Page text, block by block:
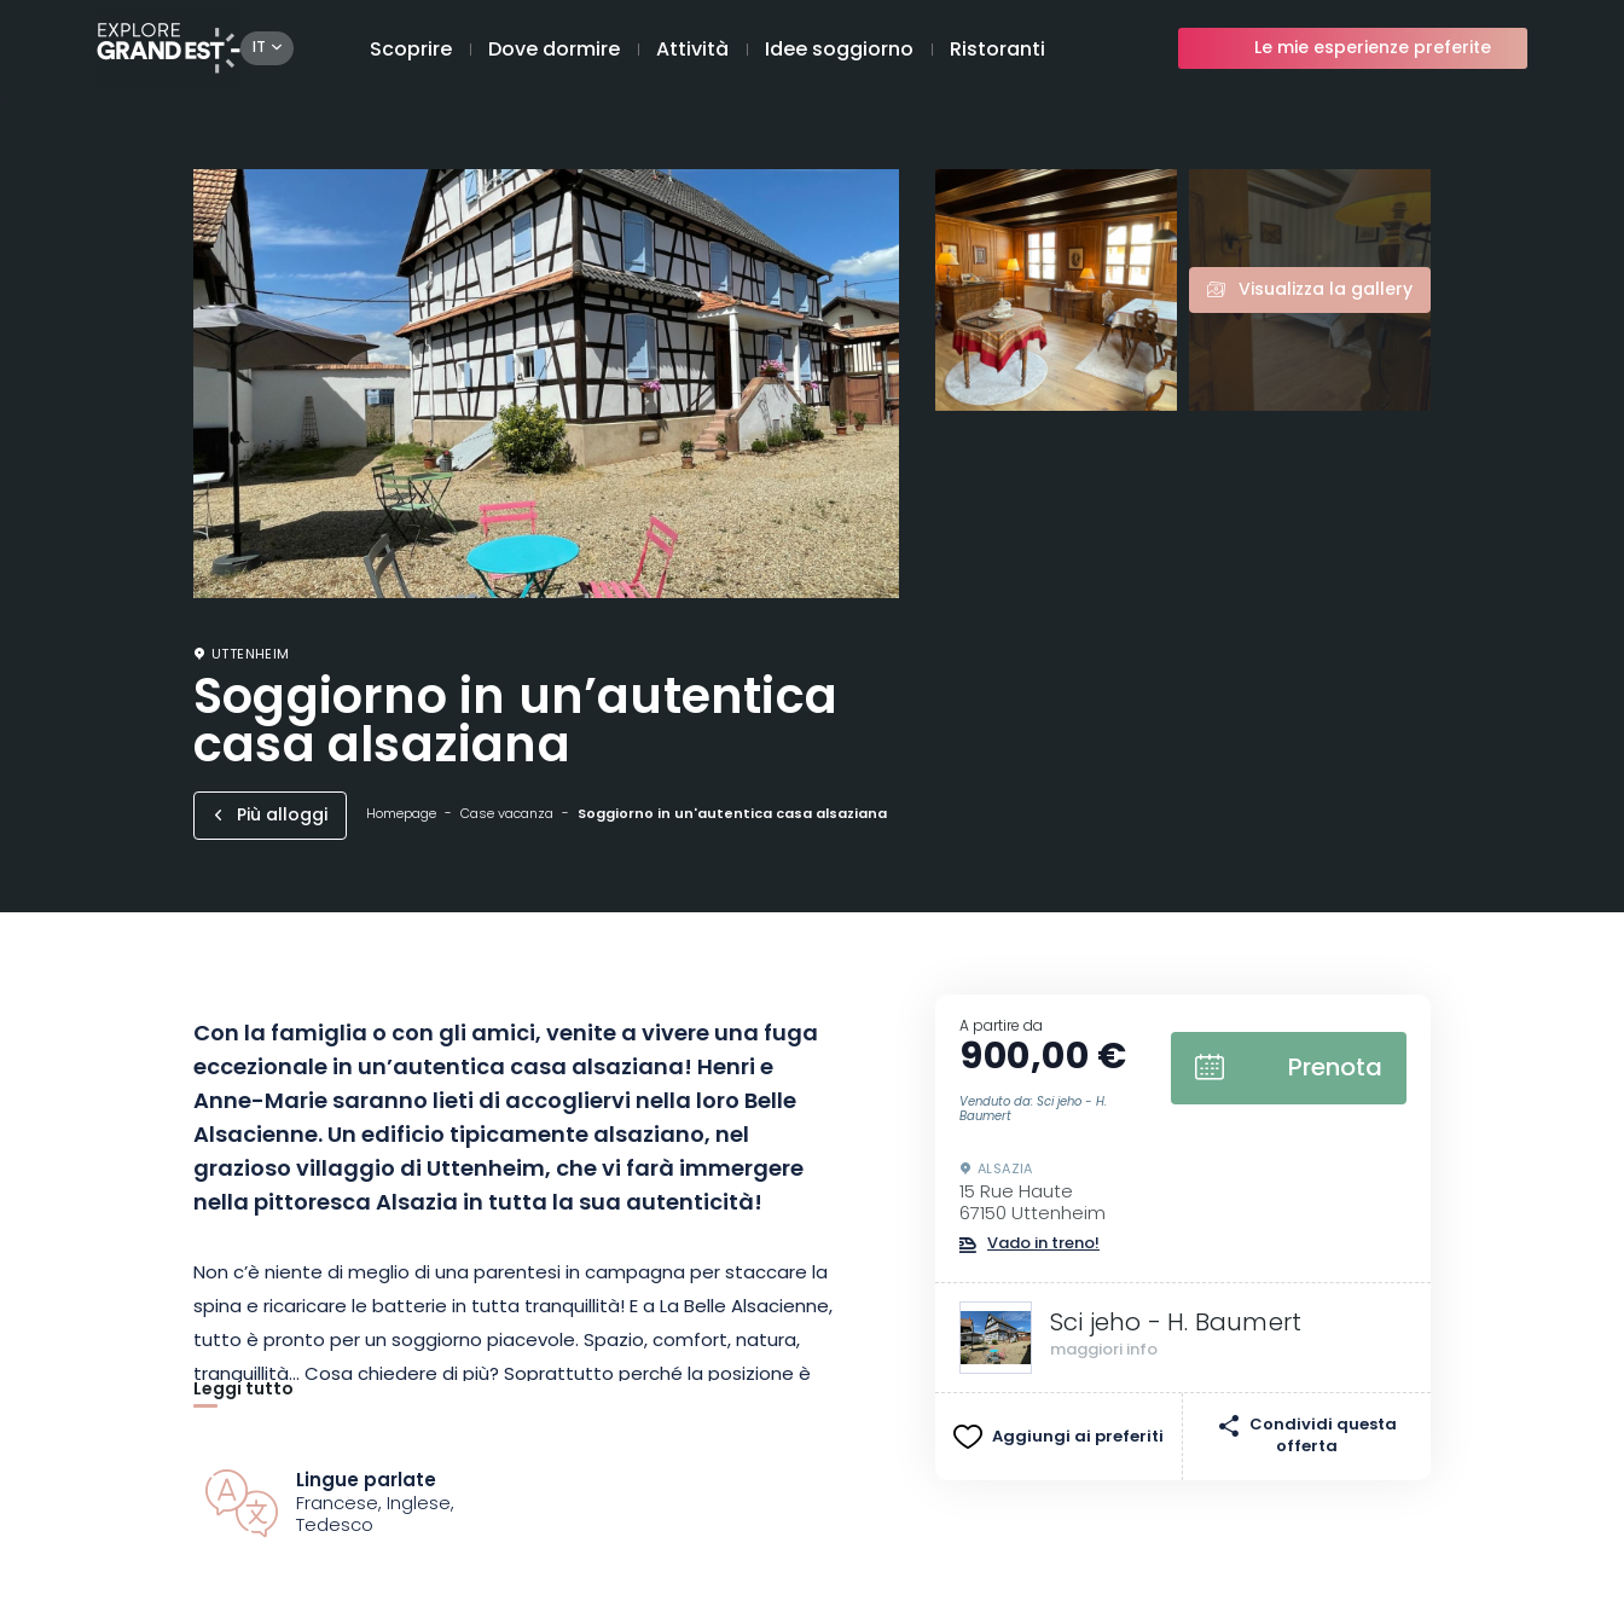
IT Scoprire Dove dormire Attività Idee soggiorno Ristoranti Le mie esperienze preferite
Visualizza la gallery
UTTENHEIM
Soggiorno in un’autentica
casa alsaziana
Più alloggi Homepage Case vacanza Soggiorno in un'autentica casa alsaziana
Con la famiglia o con gli amici, venite a vivere una fuga
eccezionale in un’autentica casa alsaziana! Henri e
Anne-Marie saranno lieti di accogliervi nella loro Belle
Alsacienne. Un edificio tipicamente alsaziano, nel
grazioso villaggio di Uttenheim, che vi farà immergere
nella pittoresca Alsazia in tutta la sua autenticità!
Non c’è niente di meglio di una parentesi in campagna per staccare la
spina e ricaricare le batterie in tutta tranquillità! E a La Belle Alsacienne,
tutto è pronto per un soggiorno piacevole. Spazio, comfort, natura,
tranquillità… Cosa chiedere di più? Soprattutto perché la posizione è
ideale per scoprire i tesori dell’Alsazia, a 15 km da Obernai e a metà
Risalente al 1861, la Belle Alsacienne ha un nome appropriato. Sebbene
siano stati aggiunti comfort moderni, la casa ha mantenuto la sua
Leggi tutto
Lingue parlate
Francese, Inglese,
Tedesco
A partire da
900,00 €
Venduto da: Sci jeho - H.
Baumert
Prenota
ALSAZIA
15 Rue Haute
67150 Uttenheim
Vado in treno!
Sci jeho - H. Baumert
maggiori info
Aggiungi ai preferiti
Condividi questa
offerta